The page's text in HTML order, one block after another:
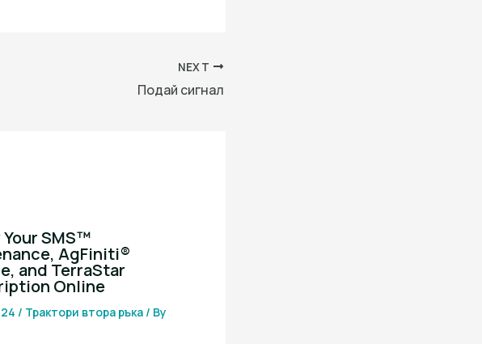
NEXT
Подай сигнал
Your SMS™
AgFiniti®
and TerraStar
Online
/ Трактори втора ръка/ By